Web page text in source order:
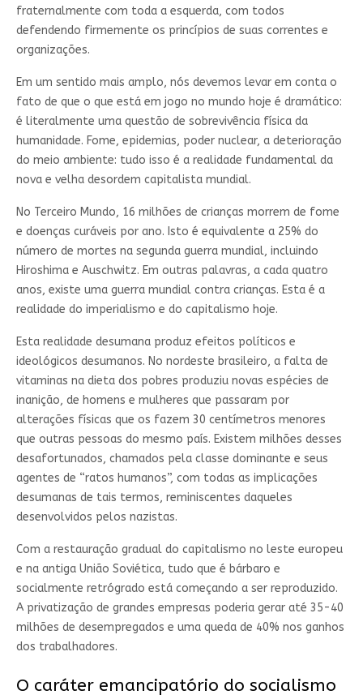
fraternalmente com toda a esquerda, com todos
defendendo firmemente os princípios de suas correntes e
organizações.
Em um sentido mais amplo, nós devemos levar em conta o
fato de que o que está em jogo no mundo hoje é dramático:
é literalmente uma questão de sobrevivência física da
humanidade. Fome, epidemias, poder nuclear, a deterioração
do meio ambiente: tudo isso é a realidade fundamental da
nova e velha desordem capitalista mundial.
No Terceiro Mundo, 16 milhões de crianças morrem de fome
e doenças curáveis por ano. Isto é equivalente a 25% do
número de mortes na segunda guerra mundial, incluindo
Hiroshima e Auschwitz. Em outras palavras, a cada quatro
anos, existe uma guerra mundial contra crianças. Esta é a
realidade do imperialismo e do capitalismo hoje.
Esta realidade desumana produz efeitos políticos e
ideológicos desumanos. No nordeste brasileiro, a falta de
vitaminas na dieta dos pobres produziu novas espécies de
inanição, de homens e mulheres que passaram por
alterações físicas que os fazem 30 centímetros menores
que outras pessoas do mesmo país. Existem milhões desses
desafortunados, chamados pela classe dominante e seus
agentes de “ratos humanos”, com todas as implicações
desumanas de tais termos, reminiscentes daqueles
desenvolvidos pelos nazistas.
Com a restauração gradual do capitalismo no leste europeu
e na antiga União Soviética, tudo que é bárbaro e
socialmente retrógrado está começando a ser reproduzido.
A privatização de grandes empresas poderia gerar até 35-40
milhões de desempregados e uma queda de 40% nos ganhos
dos trabalhadores.
O caráter emancipatório do socialismo